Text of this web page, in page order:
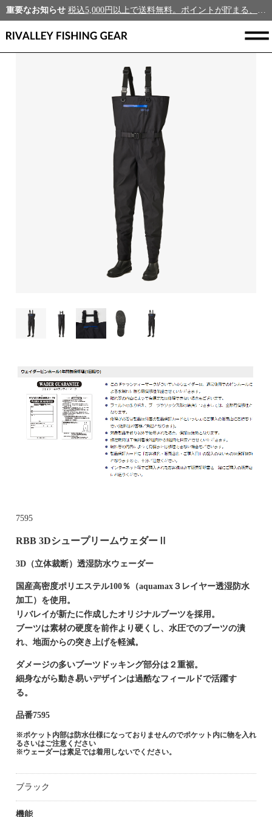
重要なお知らせ 税込5,000円以上で送料無料。ポイントが貯まる、新規会員募集中！
7595
RBB 3DシュープリームウェダーⅡ
3D（立体裁断）透湿防水ウェーダー
国産高密度ポリエステル100％（aquamax３レイヤー透湿防水
加工）を使用。
リバレイが新たに作成したオリジナルブーツを採用。
ブーツは素材の硬度を前作より硬くし、水圧でのブーツの潰
れ、地面からの突き上げを軽減。
ダメージの多いブーツドッキング部分は２重裾。
細身ながら動き易いデザインは過酷なフィールドで活躍す
る。
品番7595
※ポケット内部は防水仕様になっておりませんのでポケット内に物を入れ
るさいはご注意ください
※ウェーダーは素足では着用しないでください。
ブラック
機能